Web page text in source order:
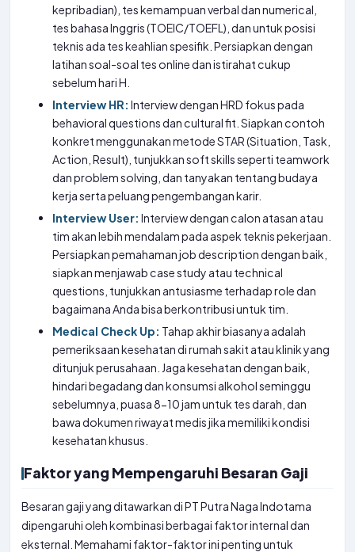
kepribadian), tes kemampuan verbal dan numerical,
tes bahasa Inggris (TOEIC/TOEFL), dan untuk posisi
teknis ada tes keahlian spesifik. Persiapkan dengan
latihan soal-soal tes online dan istirahat cukup
sebelum hari H.
Interview HR: Interview dengan HRD fokus pada
behavioral questions dan cultural fit. Siapkan contoh
konkret menggunakan metode STAR (Situation, Task,
Action, Result), tunjukkan soft skills seperti teamwork
dan problem solving, dan tanyakan tentang budaya
kerja serta peluang pengembangan karir.
Interview User: Interview dengan calon atasan atau
tim akan lebih mendalam pada aspek teknis pekerjaan.
Persiapkan pemahaman job description dengan baik,
siapkan menjawab case study atau technical
questions, tunjukkan antusiasme terhadap role dan
bagaimana Anda bisa berkontribusi untuk tim.
Medical Check Up: Tahap akhir biasanya adalah
pemeriksaan kesehatan di rumah sakit atau klinik yang
ditunjuk perusahaan. Jaga kesehatan dengan baik,
hindari begadang dan konsumsi alkohol seminggu
sebelumnya, puasa 8-10 jam untuk tes darah, dan
bawa dokumen riwayat medis jika memiliki kondisi
kesehatan khusus.
Faktor yang Mempengaruhi Besaran Gaji
Besaran gaji yang ditawarkan di PT Putra Naga Indotama
dipengaruhi oleh kombinasi berbagai faktor internal dan
eksternal. Memahami faktor-faktor ini penting untuk